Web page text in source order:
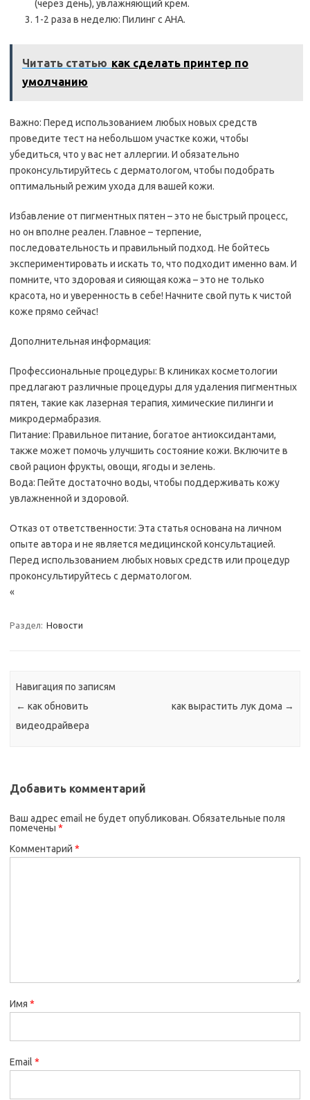
(через день), увлажняющий крем.
1-2 раза в неделю: Пилинг с AHA.
Читать статью как сделать принтер по
умолчанию
Важно: Перед использованием любых новых средств
проведите тест на небольшом участке кожи, чтобы
убедиться, что у вас нет аллергии. И обязательно
проконсультируйтесь с дерматологом, чтобы подобрать
оптимальный режим ухода для вашей кожи.
Избавление от пигментных пятен – это не быстрый процесс,
но он вполне реален. Главное – терпение,
последовательность и правильный подход. Не бойтесь
экспериментировать и искать то, что подходит именно вам. И
помните, что здоровая и сияющая кожа – это не только
красота, но и уверенность в себе! Начните свой путь к чистой
коже прямо сейчас!
Дополнительная информация:
Профессиональные процедуры: В клиниках косметологии
предлагают различные процедуры для удаления пигментных
пятен, такие как лазерная терапия, химические пилинги и
микродермабразия.
Питание: Правильное питание, богатое антиоксидантами,
также может помочь улучшить состояние кожи. Включите в
свой рацион фрукты, овощи, ягоды и зелень.
Вода: Пейте достаточно воды, чтобы поддерживать кожу
увлажненной и здоровой.
Отказ от ответственности: Эта статья основана на личном
опыте автора и не является медицинской консультацией.
Перед использованием любых новых средств или процедур
проконсультируйтесь с дерматологом.
«
Раздел: Новости
Навигация по записям
← как обновить
видеодрайвера
как вырастить лук дома →
Добавить комментарий
Ваш адрес email не будет опубликован. Обязательные поля
помечены *
Комментарий *
Имя *
Email *